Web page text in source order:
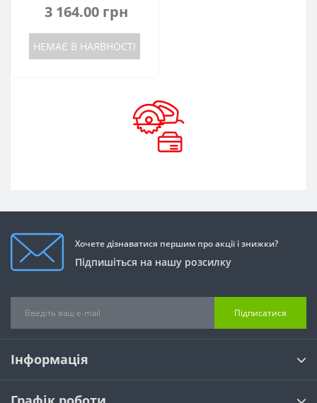
3 164.00 грн
НЕМАЄ В НАЯВНОСТІ
Хочете дізнаватися першим про акції і знижки?
Підпишіться на нашу розсилку
Підписатися
Інформація